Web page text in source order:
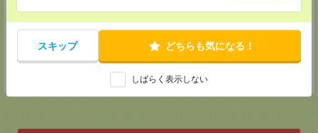
スキップ どちらも気になる！
しばらく表示しない
TEL：0120-901-799
MAIL：tenshoku@nikken-ts.jp
担当：採用担当
登録交通費
★今ならご来社登録でQUOカード2000円分をプレゼント中★